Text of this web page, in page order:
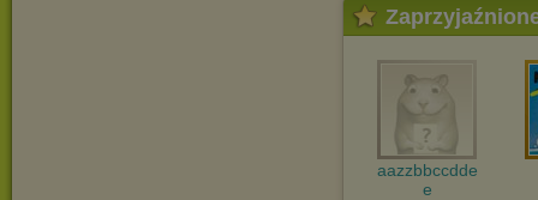
aazzbbccdde
e